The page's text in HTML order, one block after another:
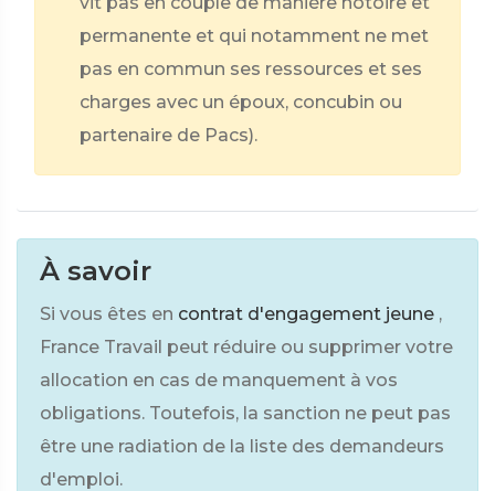
permanente et qui notamment ne met
pas en commun ses ressources et ses
charges avec un époux, concubin ou
partenaire de Pacs).
À savoir
Si vous êtes en contrat d'engagement jeune ,
France Travail peut réduire ou supprimer votre
allocation en cas de manquement à vos
obligations. Toutefois, la sanction ne peut pas
être une radiation de la liste des demandeurs
d'emploi.